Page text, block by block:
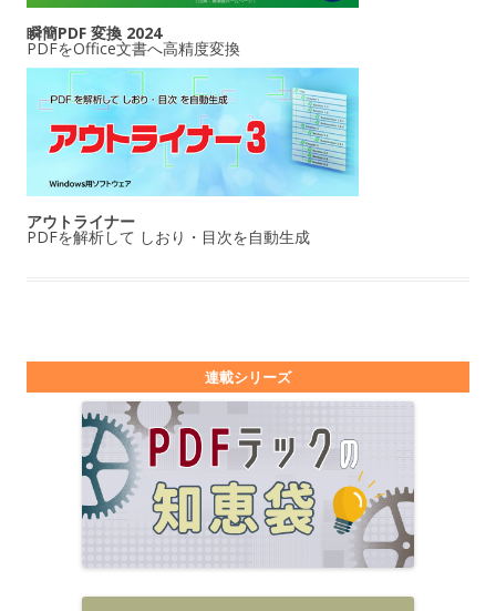
瞬簡PDF 変換 2024
PDFをOffice文書へ高精度変換
アウトライナー
PDFを解析して しおり・目次を自動生成
連載シリーズ